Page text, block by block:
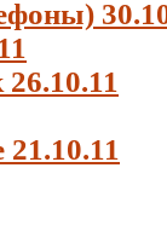
21.10.11